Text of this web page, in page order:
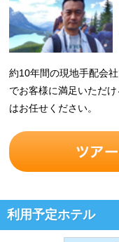
約10年間の現地手配会
でお客様に満足いただ
はお任せください。
利用予定ホテル